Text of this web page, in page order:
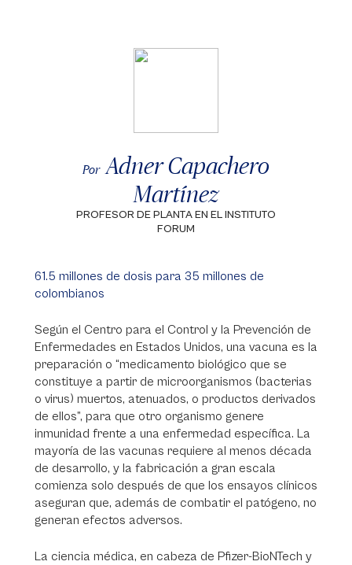
Por Adner Capachero
Martínez
PROFESOR DE PLANTA EN EL INSTITUTO
FORUM
61.5 millones de dosis para 35 millones de
colombianos
Según el Centro para el Control y la Prevención de
Enfermedades en Estados Unidos, una vacuna es la
preparación o “medicamento biológico que se
constituye a partir de microorganismos (bacterias
o virus) muertos, atenuados, o productos derivados
de ellos”, para que otro organismo genere
inmunidad frente a una enfermedad específica. La
mayoría de las vacunas requiere al menos década
de desarrollo, y la fabricación a gran escala
comienza solo después de que los ensayos clínicos
aseguran que, además de combatir el patógeno, no
generan efectos adversos.
La ciencia médica, en cabeza de Pfizer-BioNTech y